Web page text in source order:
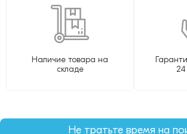
Наличие товара на
складе
24
Не тратьте время на